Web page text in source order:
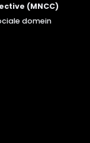
(MNCC)
domein